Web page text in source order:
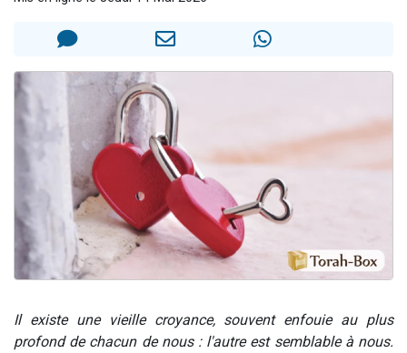
Il reste 49 places pour étudier en groupe sur Zoom
3 personnes viennent de faire un don pour Diane, 80 ans, dans un appartement insalubre
53 personnes viennent de demander une bénédiction
Il existe une vieille croyance, souvent enfouie au plus
profond de chacun de nous : l'autre est semblable à nous.